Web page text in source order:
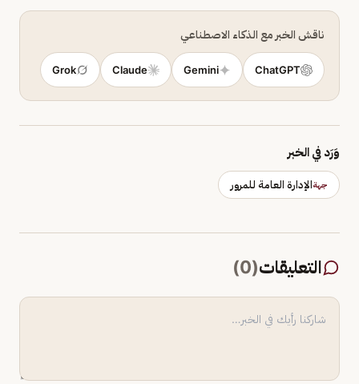
ناقش الخبر مع الذكاء الاصطناعي
ChatGPT
Gemini
Claude
Grok
وَرَد في الخبر
جهةالإدارة العامة للمرور
التعليقات(
0
)